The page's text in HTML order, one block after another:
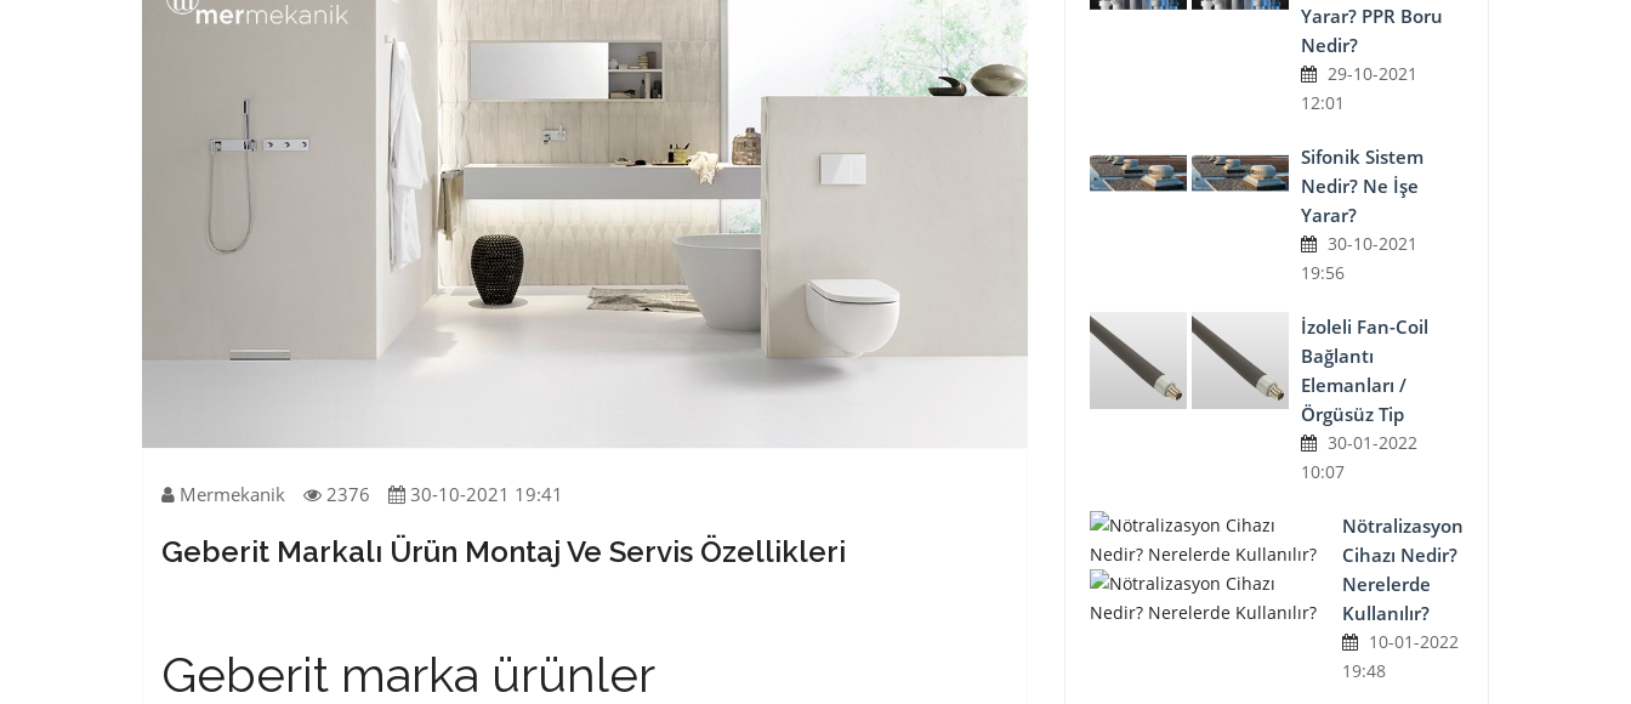
Mermekanik 2376 30-10-2021 19:41
Geberit Markalı Ürün Montaj Ve Servis Özellikleri
Geberit marka ürünler
Yarar? PPR Boru
Nedir?
29-10-2021
12:01
Sifonik Sistem
Nedir? Ne İşe
Yarar?
30-10-2021
19:56
İzoleli Fan-Coil
Bağlantı
Elemanları /
Örgüsüz Tip
30-01-2022
10:07
Nötralizasyon
Cihazı Nedir?
Nerelerde
Kullanılır?
10-01-2022
19:48